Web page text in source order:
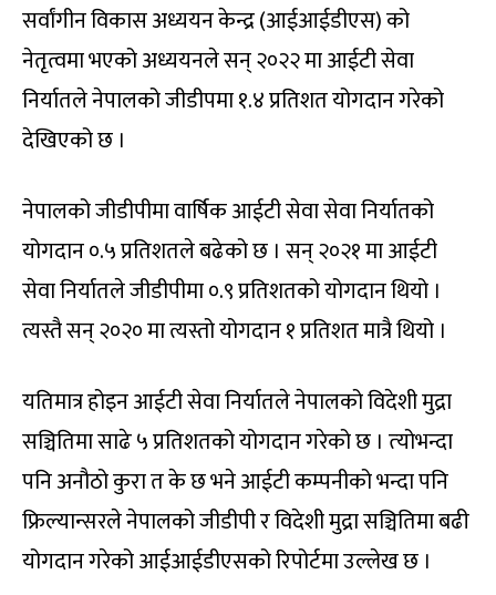
सर्वांगीन विकास अध्ययन केन्द्र (आईआईडीएस) को
नेतृत्वमा भएको अध्ययनले सन् २०२२ मा आईटी सेवा
निर्यातले नेपालको जीडीपमा १.४ प्रतिशत योगदान गरेको
देखिएको छ ।
नेपालको जीडीपीमा वार्षिक आईटी सेवा सेवा निर्यातको
योगदान ०.५ प्रतिशतले बढेको छ । सन् २०२१ मा आईटी
सेवा निर्यातले जीडीपीमा ०.९ प्रतिशतको योगदान थियो ।
त्यस्तै सन् २०२० मा त्यस्तो योगदान १ प्रतिशत मात्रै थियो ।
यतिमात्र होइन आईटी सेवा निर्यातले नेपालको विदेशी मुद्रा
सञ्चितिमा साढे ५ प्रतिशतको योगदान गरेको छ । त्‍योभन्दा
पनि अनौठो कुरा त के छ भने आईटी कम्पनीको भन्दा पनि
फ्रिल्यान्सरले नेपालको जीडीपी र विदेशी मुद्रा सञ्चितिमा बढी
योगदान गरेको आईआईडीएसको रिपोर्टमा उल्लेख छ ।